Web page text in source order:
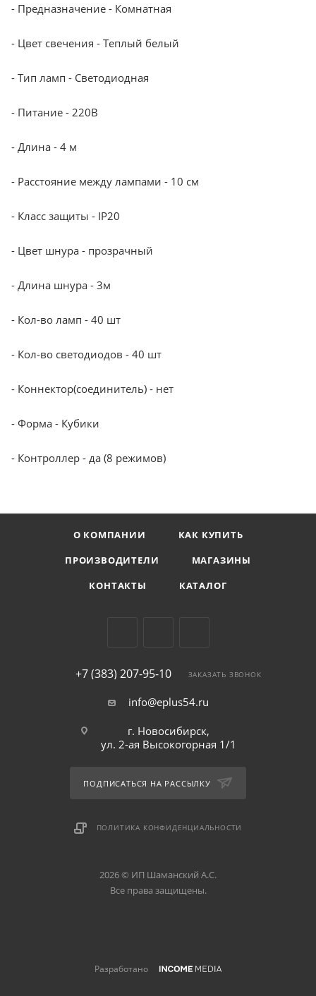
- Предназначение - Комнатная
- Цвет свечения - Теплый белый
- Тип ламп - Светодиодная
- Питание - 220В
- Длина - 4 м
- Расстояние между лампами - 10 см
- Класс защиты - IP20
- Цвет шнура - прозрачный
- Длина шнура - 3м
- Кол-во ламп - 40 шт
- Кол-во светодиодов - 40 шт
- Коннектор(соединитель) - нет
- Форма - Кубики
- Контроллер - да (8 режимов)
О КОМПАНИИ
КАК КУПИТЬ
ПРОИЗВОДИТЕЛИ
МАГАЗИНЫ
КОНТАКТЫ
КАТАЛОГ
+7 (383) 207-95-10 ЗАКАЗАТЬ ЗВОНОК
info@eplus54.ru
г. Новосибирск,
ул. 2-ая Высокогорная 1/1
ПОДПИСАТЬСЯ НА РАССЫЛКУ
ПОЛИТИКА КОНФИДЕНЦИАЛЬНОСТИ
2026 © ИП Шаманский А.С.
Все права защищены.
Разработано